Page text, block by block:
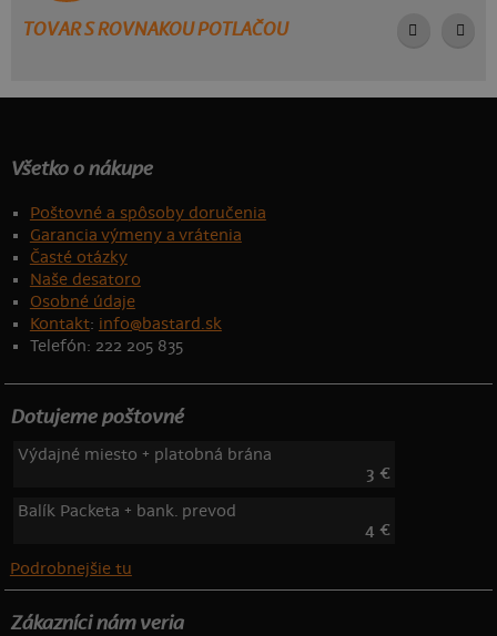
TOVAR S ROVNAKOU POTLAČOU
Všetko o nákupe
Poštovné a spôsoby doručenia
Garancia výmeny a vrátenia
Časté otázky
Naše desatoro
Osobné údaje
Kontakt: info@bastard.sk
Telefón: 222 205 835
Dotujeme poštovné
Výdajné miesto + platobná brána
3 €
Balík Packeta + bank. prevod
4 €
Podrobnejšie tu
Zákazníci nám veria